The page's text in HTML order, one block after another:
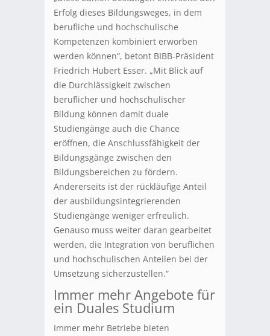
Erfolg dieses Bildungsweges, in dem
berufliche und hochschulische
Kompetenzen kombiniert erworben
werden können“, betont BIBB-Präsident
Friedrich Hubert Esser. „Mit Blick auf
die Durchlässigkeit zwischen
beruflicher und hochschulischer
Bildung können damit duale
Studiengänge auch die Chance
eröffnen, die Anschlussfähigkeit der
Bildungsgänge zwischen den
Bildungsbereichen zu fördern.
Andererseits ist der rückläufige Anteil
der ausbildungsintegrierenden
Studiengänge weniger erfreulich.
Genauso muss weiter daran gearbeitet
werden, die Integration von beruflichen
und hochschulischen Anteilen bei der
Umsetzung sicherzustellen.“
Immer mehr Angebote für
ein Duales Studium
Immer mehr Betriebe bieten